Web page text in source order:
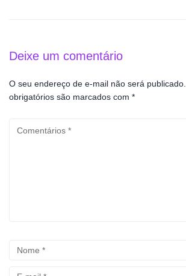
Deixe um comentário
O seu endereço de e-mail não será publicado.
obrigatórios são marcados com *